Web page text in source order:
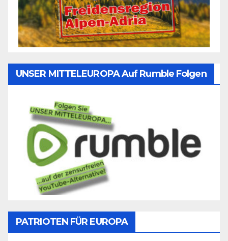
UNSER MITTELEUROPA Auf Rumble Folgen
PATRIOTEN FÜR EUROPA